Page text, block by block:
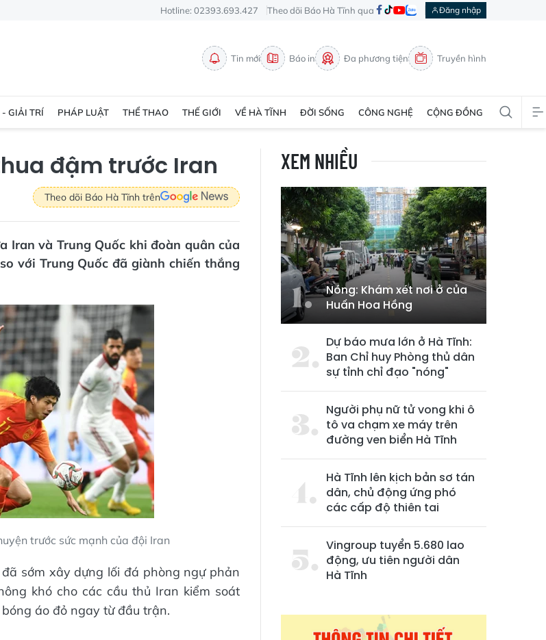
Hotline: 02393.693.427 Theo dõi Báo Hà Tĩnh qua Đăng nhập
Tin mới Báo in Đa phương tiện Truyền hình
GIẢI TRÍ PHÁP LUẬT THỂ THAO THẾ GIỚI VỀ HÀ TĨNH ĐỜI SỐNG CÔNG NGHỆ CỘNG ĐỒNG
đậm trước Iran
Theo dõi Báo Hà Tĩnh trên
và Trung Quốc khi đoàn quân của
với Trung Quốc đã giành chiến thắng
trước sức mạnh của đội Iran
sớm xây dựng lối đá phòng ngự phản
khó cho các cầu thủ Iran kiểm soát
áo đỏ ngay từ đầu trận.
XEM NHIỀU
Nóng: Khám xét nơi ở của
Huấn Hoa Hồng
Dự báo mưa lớn ở Hà Tĩnh:
Ban Chỉ huy Phòng thủ dân
sự tỉnh chỉ đạo "nóng"
Người phụ nữ tử vong khi ô
tô va chạm xe máy trên
đường ven biển Hà Tĩnh
Hà Tĩnh lên kịch bản sơ tán
dân, chủ động ứng phó
các cấp độ thiên tai
Vingroup tuyển 5.680 lao
động, ưu tiên người dân
Hà Tĩnh